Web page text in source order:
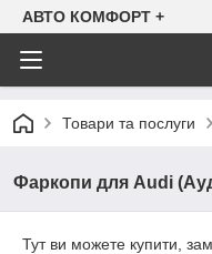
АВТО КОМФОРТ +
Товари та послуги
Фаркопи для Audi
Тут ви можете купити,